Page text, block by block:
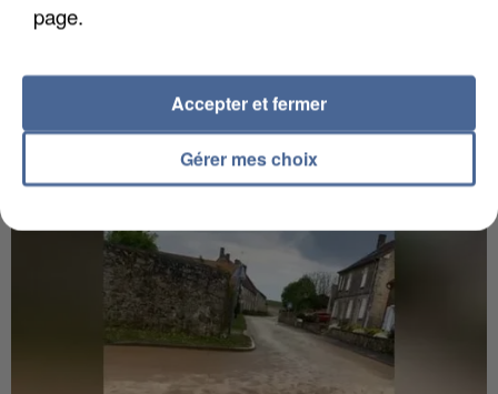
UN SECOND CADRE DE LA DZ MAFIA
INTERPELLÉ EN ALGÉRIE
page.
Gérer mes choix
Accepter et fermer